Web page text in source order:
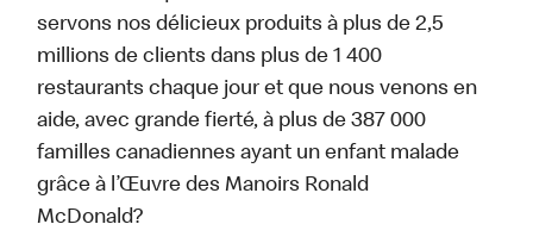
servons nos délicieux produits à plus de 2,5
millions de clients dans plus de 1 400
restaurants chaque jour et que nous venons en
aide, avec grande fierté, à plus de 387 000
familles canadiennes ayant un enfant malade
grâce à l’Œuvre des Manoirs Ronald
McDonald?